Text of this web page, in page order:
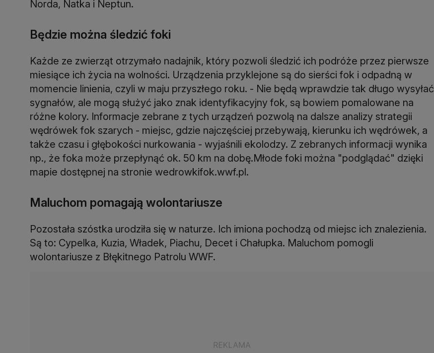
Norda, Natka i Neptun.
Będzie można śledzić foki
Każde ze zwierząt otrzymało nadajnik, który pozwoli śledzić ich podróże przez pierwsze
miesiące ich życia na wolności. Urządzenia przyklejone są do sierści fok i odpadną w
momencie linienia, czyli w maju przyszłego roku. - Nie będą wprawdzie tak długo wysyłać
sygnałów, ale mogą służyć jako znak identyfikacyjny fok, są bowiem pomalowane na
różne kolory. Informacje zebrane z tych urządzeń pozwolą na dalsze analizy strategii
wędrówek fok szarych - miejsc, gdzie najczęściej przebywają, kierunku ich wędrówek, a
także czasu i głębokości nurkowania - wyjaśnili ekolodzy. Z zebranych informacji wynika
np., że foka może przepłynąć ok. 50 km na dobę.Młode foki można "podglądać" dzięki
mapie dostępnej na stronie wedrowkifok.wwf.pl.
Maluchom pomagają wolontariusze
Pozostała szóstka urodziła się w naturze. Ich imiona pochodzą od miejsc ich znalezienia.
Są to: Cypelka, Kuzia, Władek, Piachu, Decet i Chałupka. Maluchom pomogli
wolontariusze z Błękitnego Patrolu WWF.